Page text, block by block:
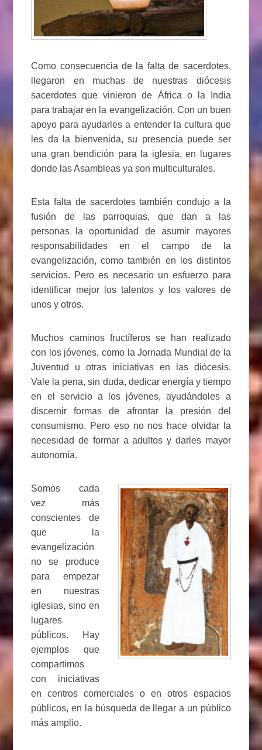
Como consecuencia de la falta de sacerdotes,
llegaron en muchas de nuestras diócesis
sacerdotes que vinieron de África o la India
para trabajar en la evangelización. Con un buen
apoyo para ayudarles a entender la cultura que
les da la bienvenida, su presencia puede ser
una gran bendición para la iglesia, en lugares
donde las Asambleas ya son multiculturales.
Esta falta de sacerdotes también condujo a la
fusión de las parroquias, que dan a las
personas la oportunidad de asumir mayores
responsabilidades en el campo de la
evangelización, como también en los distintos
servicios. Pero es necesario un esfuerzo para
identificar mejor los talentos y los valores de
unos y otros.
Muchos caminos fructíferos se han realizado
con los jóvenes, como la Jornada Mundial de la
Juventud u otras iniciativas en las diócesis.
Vale la pena, sin duda, dedicar energía y tiempo
en el servicio a los jóvenes, ayudándoles a
discernir formas de afrontar la presión del
consumismo. Pero eso no nos hace olvidar la
necesidad de formar a adultos y darles mayor
autonomía.
Somos cada
vez más
conscientes de
que la
evangelización
no se produce
para empezar
en nuestras
iglesias, sino en
lugares
públicos. Hay
ejemplos que
compartimos
con iniciativas
en centros comerciales o en otros espacios
públicos, en la búsqueda de llegar a un público
más amplio.